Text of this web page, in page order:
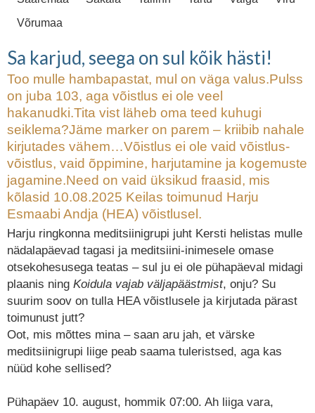
Võrumaa
Sa karjud, seega on sul kõik hästi!
Too mulle hambapastat, mul on väga valus.Pulss
on juba 103, aga võistlus ei ole veel
hakanudki.Tita vist läheb oma teed kuhugi
seiklema?Jäme marker on parem – kriibib nahale
kirjutades vähem…Võistlus ei ole vaid võistlus-
võistlus, vaid õppimine, harjutamine ja kogemuste
jagamine.Need on vaid üksikud fraasid, mis
kõlasid 10.08.2025 Keilas toimunud Harju
Esmaabi Andja (HEA) võistlusel.
Harju ringkonna meditsiinigrupi juht Kersti helistas mulle
nädalapäevad tagasi ja meditsiini-inimesele omase
otsekohesusega teatas – sul ju ei ole pühapäeval midagi
plaanis ning Koidula vajab väljapäästmist, onju? Su
suurim soov on tulla HEA võistlusele ja kirjutada pärast
toimunust jutt?
Oot, mis mõttes mina – saan aru jah, et värske
meditsiinigrupi liige peab saama tuleristsed, aga kas
nüüd kohe sellised?
Pühapäev 10. august, hommik 07:00. Ah liiga vara,